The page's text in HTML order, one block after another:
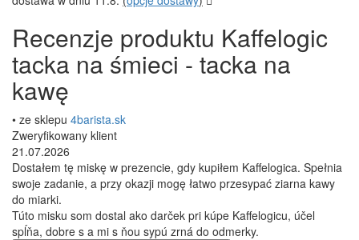
Recenzje produktu Kaffelogic
tacka na śmieci - tacka na
kawę
• ze sklepu 4barista.sk
Zweryfikowany klient
21.07.2026
Dostałem tę miskę w prezencie, gdy kupiłem Kaffelogica. Spełnia
swoje zadanie, a przy okazji mogę łatwo przesypać ziarna kawy
do miarki.
Túto misku som dostal ako darček pri kúpe Kaffelogicu, účel
spĺňa, dobre s a mi s ňou sypú zrná do odmerky.